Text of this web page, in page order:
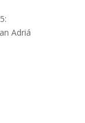
Adriá